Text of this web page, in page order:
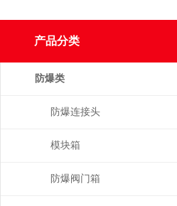
产品分类
防爆类
防爆连接头
模块箱
防爆阀门箱